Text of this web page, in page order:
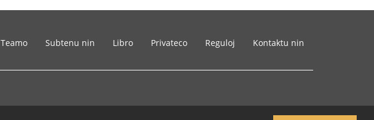
Teamo Subtenu nin Libro Privateco Reguloj Kontaktu nin